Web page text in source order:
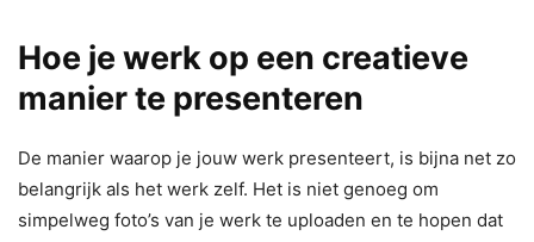
Hoe je werk op een creatieve
manier te presenteren
De manier waarop je jouw werk presenteert, is bijna net zo
belangrijk als het werk zelf. Het is niet genoeg om
simpelweg foto’s van je werk te uploaden en te hopen dat